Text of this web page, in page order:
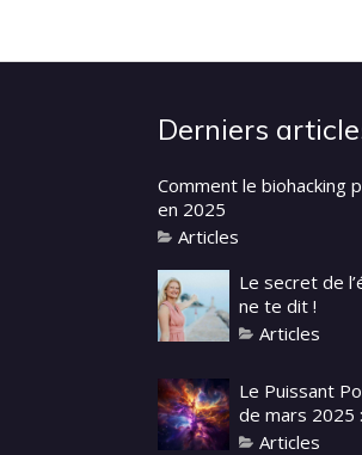
Derniers
Comment le biohacking
en 2025
Articles
Le secret de
ne te dit !
Articles
Le Puissant
de mars 2025
Articles